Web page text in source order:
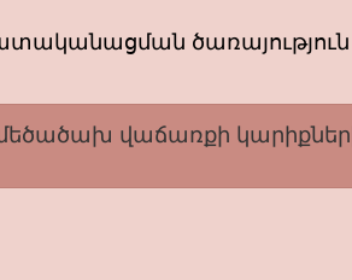
ծառայություն
վաճառքի